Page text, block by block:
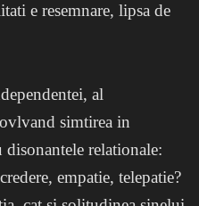
e resemnare, lipsa de
al
simtirea in
disonantele relationale:
empatie, telepatie?